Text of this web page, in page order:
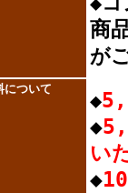
商
が
について
◆
◆
い
◆